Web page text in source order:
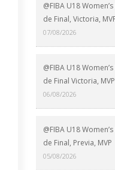
@FIBA U18
de Final, Victoria,
07/08/2026
@FIBA U18
de Final Victoria, MVP
06/08/2026
@FIBA U18
de Final, Previa, MVP
05/08/2026